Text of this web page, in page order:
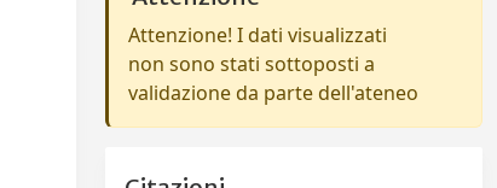
Attenzione! I dati visualizzati
non sono stati sottoposti a
validazione da parte dell'ateneo